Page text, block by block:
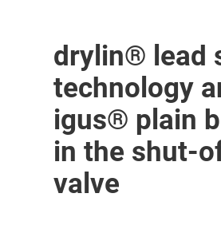
drylin® lead
technology
igus® plain
in the shut-
valve